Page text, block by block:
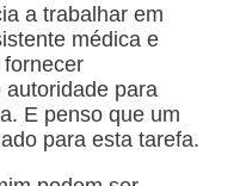
a trabalhar em
médica e
autoridade para
E penso que um
para esta tarefa.